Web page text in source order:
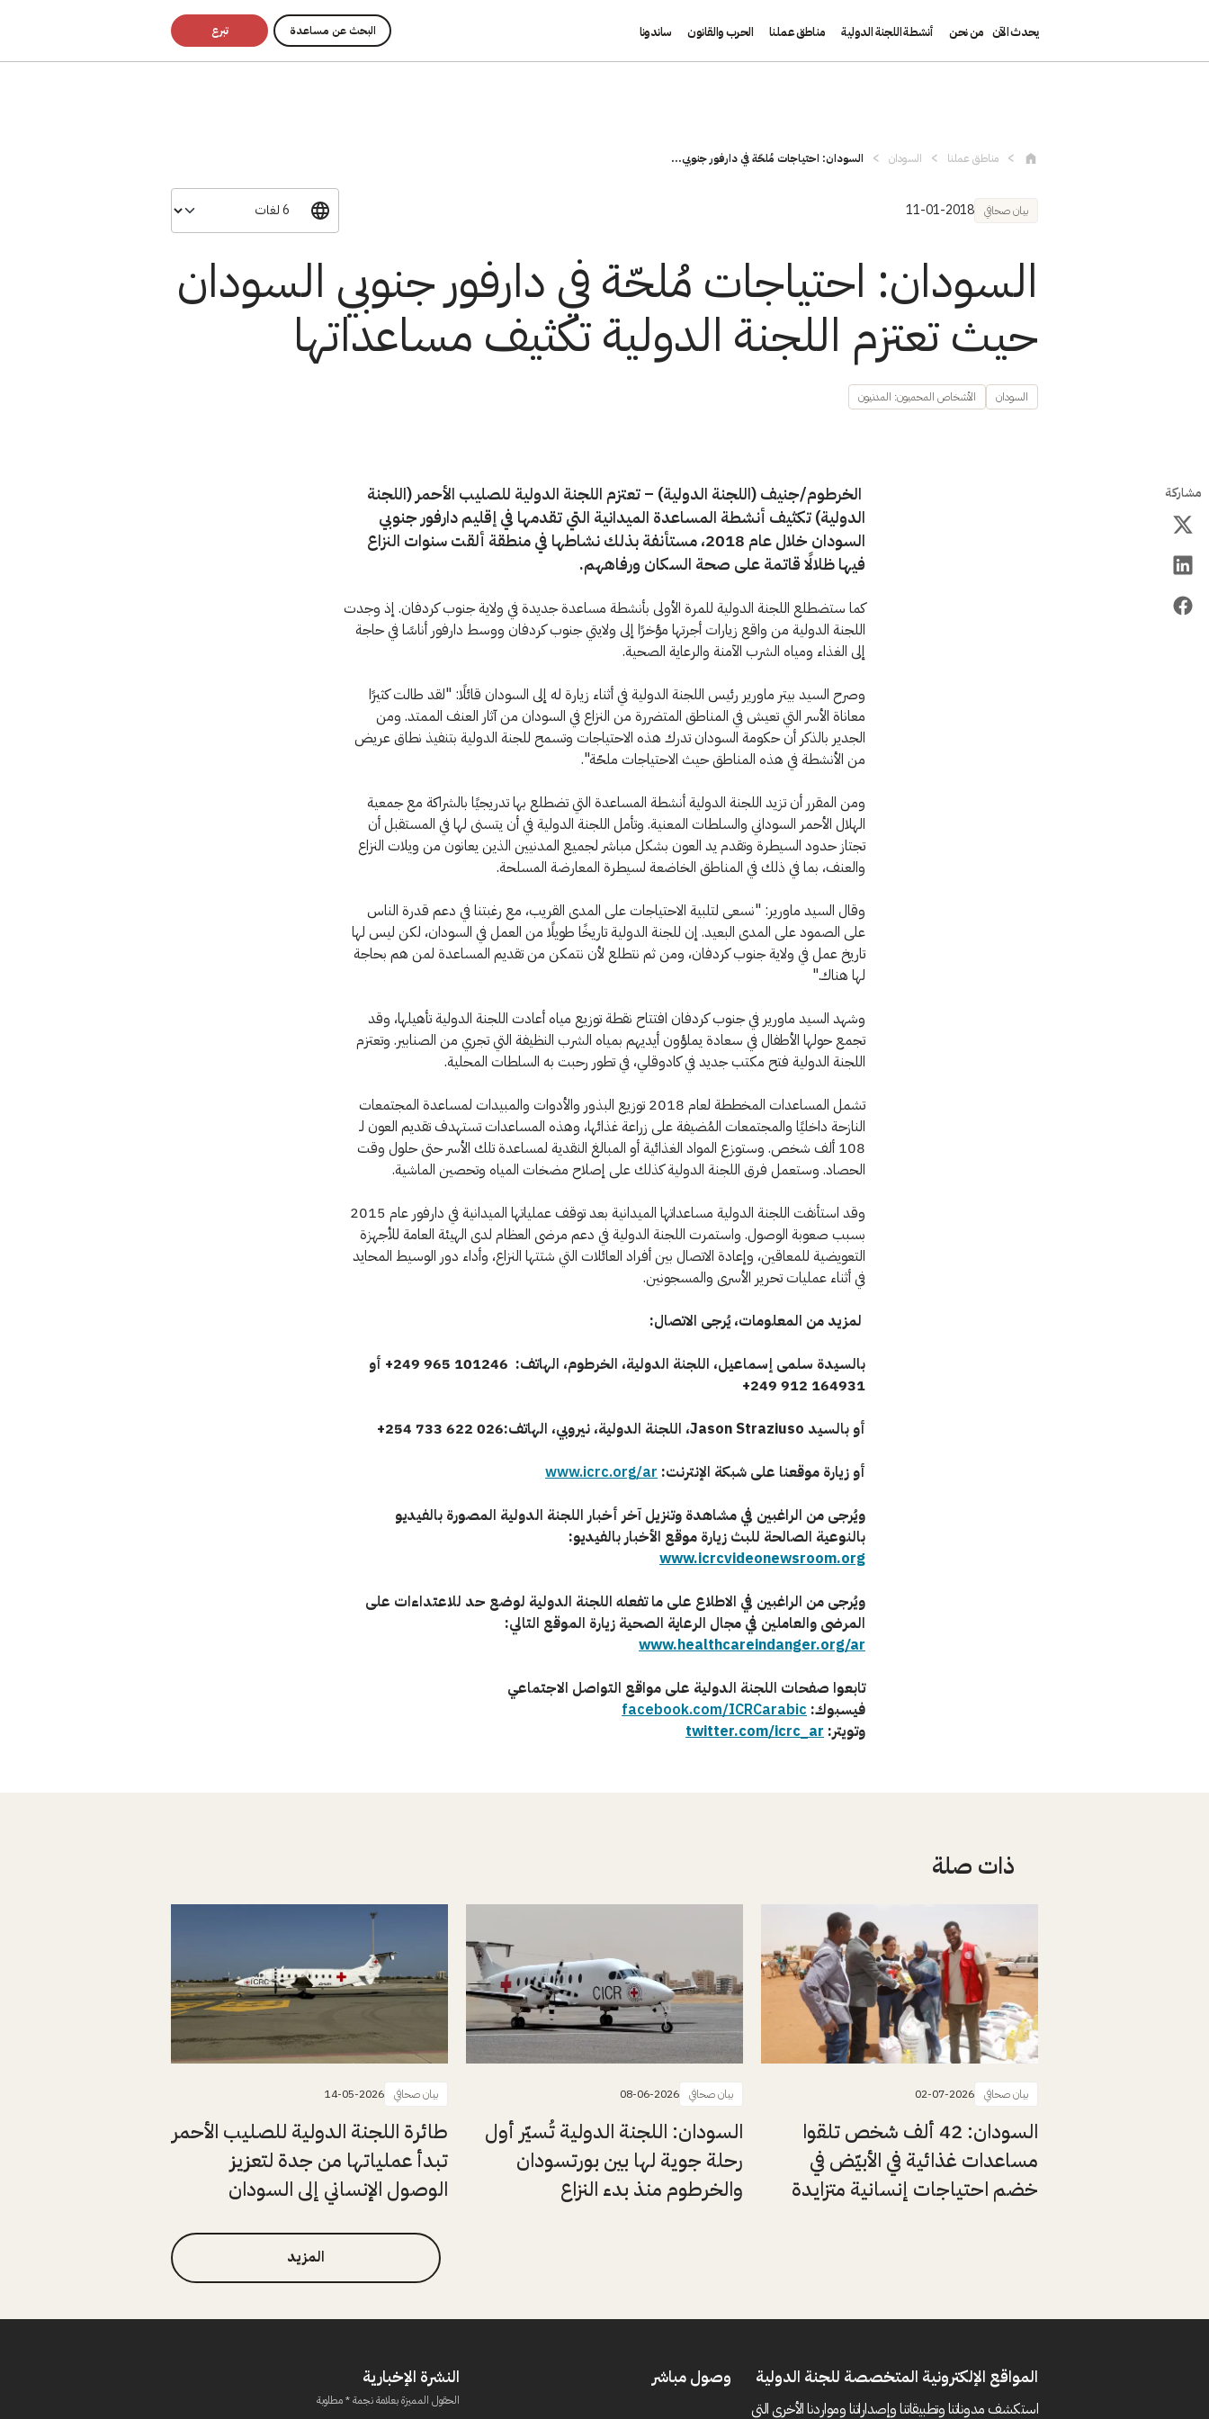
يحدث الآن من نحن أنشطة اللجنة الدولية مناطق عملنا الحرب والقانون ساندونا البحث عن مساعدة تبرع
مناطق عملنا السودان السودان: احتياجات مُلحّة في دارفور جنوبي...
بيان صحافي 11-01-2018
السودان: احتياجات مُلحّة في دارفور جنوبي السودان
حيث تعتزم اللجنة الدولية تكثيف مساعداتها
السودان الأشخاص المحميون: المدنيون
مشاركة
الخرطوم/جنيف (اللجنة الدولية) – تعتزم اللجنة الدولية للصليب الأحمر (اللجنة
الدولية) تكثيف أنشطة المساعدة الميدانية التي تقدمها في إقليم دارفور جنوبي
السودان خلال عام 2018، مستأنفة بذلك نشاطها في منطقة ألقت سنوات النزاع
فيها ظلالًا قاتمة على صحة السكان ورفاههم.
كما ستضطلع اللجنة الدولية للمرة الأولى بأنشطة مساعدة جديدة في ولاية جنوب كردفان. إذ وجدت
اللجنة الدولية من واقع زيارات أجرتها مؤخرًا إلى ولايتي جنوب كردفان ووسط دارفور‎ أناسًا في حاجة
إلى الغذاء ومياه الشرب الآمنة والرعاية الصحية.
وصرح السيد بيتر ماورير رئيس اللجنة الدولية في أثناء زيارة له إلى السودان قائلًا: "لقد طالت كثيرًا
معاناة الأسر التي تعيش في المناطق المتضررة من النزاع في السودان من آثار العنف الممتد. ومن
الجدير بالذكر أن حكومة السودان تدرك هذه الاحتياجات وتسمح للجنة الدولية بتنفيذ نطاق عريض
من الأنشطة في هذه المناطق حيث الاحتياجات ملحّة".
ومن المقرر أن تزيد اللجنة الدولية أنشطة المساعدة التي تضطلع بها تدريجيًا بالشراكة مع جمعية
الهلال الأحمر السوداني والسلطات المعنية. وتأمل اللجنة الدولية في أن يتسنى لها في المستقبل أن
تجتاز حدود السيطرة وتقدم يد العون بشكل مباشر لجميع المدنيين الذين يعانون من ويلات النزاع
والعنف، بما في ذلك في المناطق الخاضعة لسيطرة المعارضة المسلحة.
وقال السيد ماورير: "نسعى لتلبية الاحتياجات على المدى القريب، مع رغبتنا في دعم قدرة الناس
على الصمود على المدى البعيد. إن للجنة الدولية تاريخًا طويلًا من العمل في السودان، لكن ليس لها
تاريخ عمل في ولاية جنوب كردفان، ومن ثم نتطلع لأن نتمكن من تقديم المساعدة لمن هم بحاجة
لها هناك."
وشهد السيد ماورير في جنوب كردفان افتتاح نقطة توزيع مياه أعادت اللجنة الدولية تأهيلها، وقد
تجمع حولها الأطفال في سعادة يملؤون أيديهم بمياه الشرب النظيفة التي تجري من الصنابير. وتعتزم
اللجنة الدولية فتح مكتب جديد في كادوقلي، في تطور رحبت به السلطات المحلية.
تشمل المساعدات المخططة لعام 2018 توزيع البذور والأدوات والمبيدات لمساعدة المجتمعات
النازحة داخليًا والمجتمعات المُضيفة على زراعة غذائها، وهذه المساعدات تستهدف تقديم العون لـ
108 ألف شخص. وستوزع المواد الغذائية أو المبالغ النقدية لمساعدة تلك الأسر حتى حلول وقت
الحصاد. وستعمل فرق اللجنة الدولية كذلك على إصلاح مضخات المياه وتحصين الماشية.
وقد استأنفت اللجنة الدولية مساعداتها الميدانية بعد توقف عملياتها الميدانية في دارفور عام 2015
بسبب صعوبة الوصول. واستمرت اللجنة الدولية في دعم مرضى العظام لدى الهيئة العامة للأجهزة
التعويضية للمعاقين، وإعادة الاتصال بين أفراد العائلات التي شتتها النزاع، وأداء دور الوسيط المحايد
في أثناء عمليات تحرير الأسرى والمسجونين.
لمزيد من المعلومات، يُرجى الاتصال:
بالسيدة سلمى إسماعيل، اللجنة الدولية، الخرطوم، الهاتف: 101246 965 249+ أو
164931 912 249+
أو بالسيد Jason Straziuso، اللجنة الدولية، نيروبي، الهاتف:026 622 733 254+
أو زيارة موقعنا على شبكة الإنترنت: www.icrc.org/ar
ويُرجى من الراغبين في مشاهدة وتنزيل آخر أخبار اللجنة الدولية المصورة بالفيديو
بالنوعية الصالحة للبث زيارة موقع الأخبار بالفيديو:
www.icrcvideonewsroom.org
ويُرجى من الراغبين في الاطلاع على ما تفعله اللجنة الدولية لوضع حد للاعتداءات على
المرضى والعاملين في مجال الرعاية الصحية زيارة الموقع التالي:
www.healthcareindanger.org/ar
تابعوا صفحات اللجنة الدولية على مواقع التواصل الاجتماعي
فيسبوك: facebook.com/ICRCarabic
وتويتر: twitter.com/icrc_ar
ذات صلة
بيان صحافي 02-07-2026
السودان: 42 ألف شخص تلقوا
مساعدات غذائية في الأبيّض في
خضم احتياجات إنسانية متزايدة
بيان صحافي 08-06-2026
السودان: اللجنة الدولية تُسيّر أول
رحلة جوية لها بين بورتسودان
والخرطوم منذ بدء النزاع
بيان صحافي 14-05-2026
طائرة اللجنة الدولية للصليب الأحمر
تبدأ عملياتها من جدة لتعزيز
الوصول الإنساني إلى السودان
المزيد
المواقع الإلكترونية المتخصصة للجنة الدولية
استكشف مدوناتنا وتطبيقاتنا وإصداراتنا ومواردنا الأخرى التي
وصول مباشر النشرة الإخبارية
الحقول المميزة بعلامة نجمة * مطلوبة